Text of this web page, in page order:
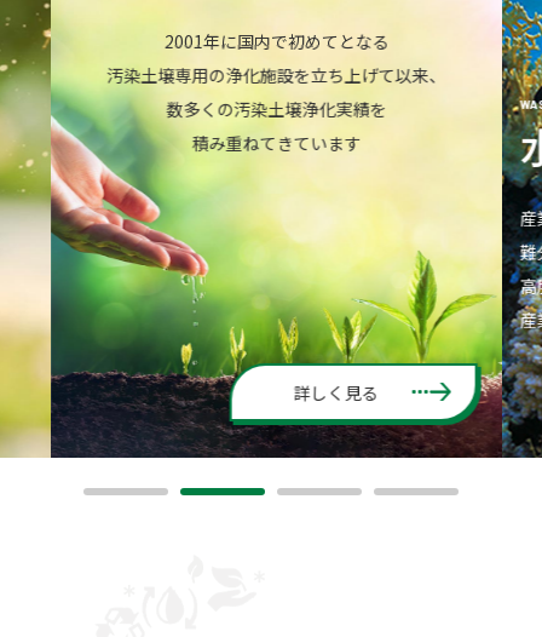
2001年に国内で初めてとなる
汚染土壌専用の浄化施設を立ち上げて以来、
数多くの汚染土壌浄化実績を
積み重ねてきています
詳しく見る
産
難
高
産